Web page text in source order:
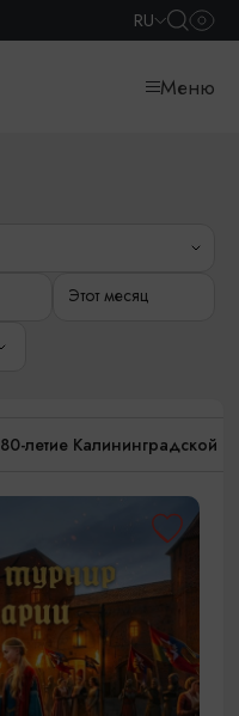
RU
Меню
Этот месяц
80-летие Калининградской